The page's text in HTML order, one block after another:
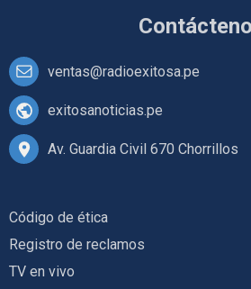
ventas@radioexitosa.pe
exitosanoticias.pe
Av. Guardia Civil 670 Chorrillos
Código de ética
Registro de reclamos
TV en vivo